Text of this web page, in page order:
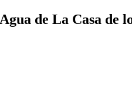
de La Casa de